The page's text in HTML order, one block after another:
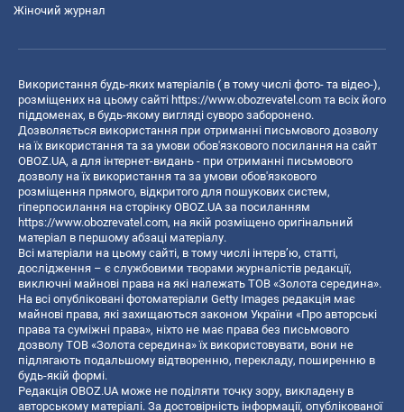
Жіночий журнал
Використання будь-яких матеріалів ( в тому числі фото- та відео-),
розміщених на цьому сайті https://www.obozrevatel.com та всіх його
піддоменах, в будь-якому вигляді суворо заборонено.
Дозволяється використання при отриманні письмового дозволу
на їх використання та за умови обов'язкового посилання на сайт
OBOZ.UA, а для інтернет-видань - при отриманні письмового
дозволу на їх використання та за умови обов'язкового
розміщення прямого, відкритого для пошукових систем,
гіперпосилання на сторінку OBOZ.UA за посиланням
https://www.obozrevatel.com, на якій розміщено оригінальний
матеріал в першому абзаці матеріалу.
Всі матеріали на цьому сайті, в тому числі інтерв’ю, статті,
дослідження – є службовими творами журналістів редакції,
виключні майнові права на які належать ТОВ «Золота середина».
На всі опубліковані фотоматеріали Getty Images редакція має
майнові права, які захищаються законом України «Про авторські
права та суміжні права», ніхто не має права без письмового
дозволу ТОВ «Золота середина» їх використовувати, вони не
підлягають подальшому відтворенню, перекладу, поширенню в
будь-якій формі.
Редакція OBOZ.UA може не поділяти точку зору, викладену в
авторському матеріалі. За достовірність інформації, опублікованої